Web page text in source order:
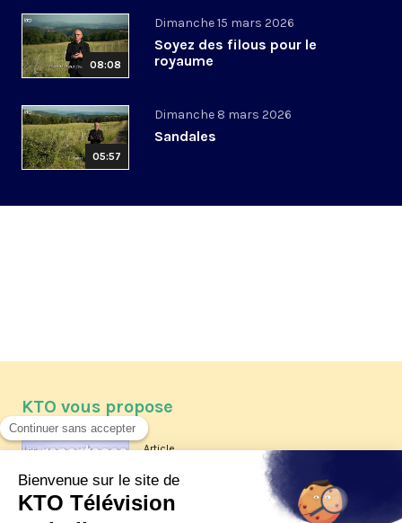
08:08
Dimanche 15 mars 2026
Soyez des filous pour le
royaume
05:57
Dimanche 8 mars 2026
Sandales
KTO vous propose
Article
Les reportages d'été 2026 de KTO